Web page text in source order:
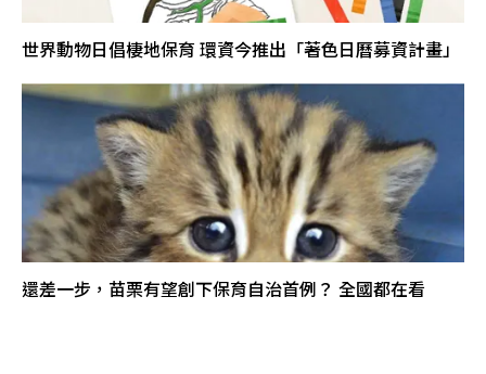
世界動物日倡棲地保育 環資今推出「著色日曆募資計畫」
還差一步，苗栗有望創下保育自治首例？ 全國都在看